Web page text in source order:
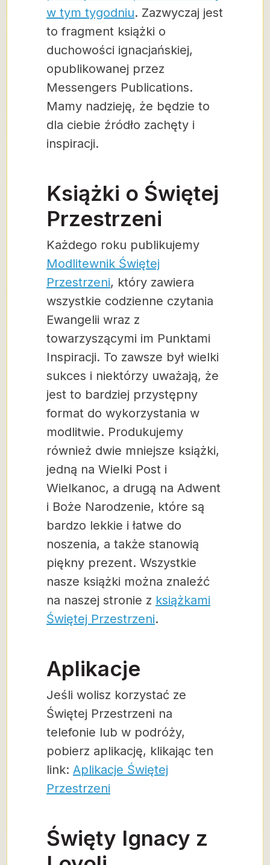
w tym tygodniu. Zazwyczaj jest
to fragment książki o
duchowości ignacjańskiej,
opublikowanej przez
Messengers Publications.
Mamy nadzieję, że będzie to
dla ciebie źródło zachęty i
inspiracji.
Książki o Świętej
Przestrzeni
Każdego roku publikujemy
Modlitewnik Świętej
Przestrzeni, który zawiera
wszystkie codzienne czytania
Ewangelii wraz z
towarzyszącymi im Punktami
Inspiracji. To zawsze był wielki
sukces i niektórzy uważają, że
jest to bardziej przystępny
format do wykorzystania w
modlitwie. Produkujemy
również dwie mniejsze książki,
jedną na Wielki Post i
Wielkanoc, a drugą na Adwent
i Boże Narodzenie, które są
bardzo lekkie i łatwe do
noszenia, a także stanowią
piękny prezent. Wszystkie
nasze książki można znaleźć
na naszej stronie z książkami
Świętej Przestrzeni.
Aplikacje
Jeśli wolisz korzystać ze
Świętej Przestrzeni na
telefonie lub w podróży,
pobierz aplikację, klikając ten
link: Aplikacje Świętej
Przestrzeni
Święty Ignacy z